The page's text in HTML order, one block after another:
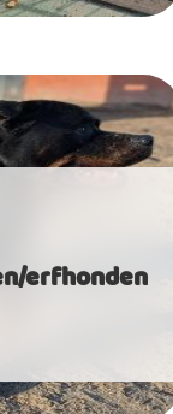
erfhonden